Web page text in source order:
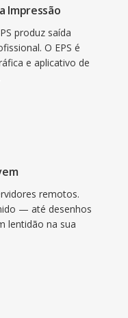
Impressão
produz saída
O EPS é
e aplicativo de
remotos.
— até desenhos
lentidão na sua